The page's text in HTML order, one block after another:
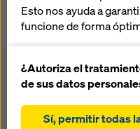
A2, de forma paralela al
Esto nos ayuda a
funcione de forma
nuestro sitio web
estadísticas)
utilizar la tienda
¿Autoriza el
de sus datos
Sí, permitir todas